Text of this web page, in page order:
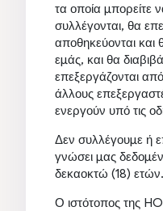
τα οποία μπορείτε
συλλέγονται, θα
αποθηκεύονται και
εμάς, και θα
επεξεργάζονται
άλλους
ενεργούν υπό τις
Δεν συλλέγουμε ή
γνώσει μας
δεκαοκτώ (18) ετών.
Ο ιστότοπος της